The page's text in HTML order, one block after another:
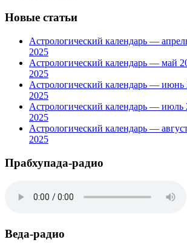
Новые статьи
Астрологический календарь —
2025
Астрологический календарь — май
2025
Астрологический календарь — июнь
2025
Астрологический календарь — июль
2025
Астрологический календарь —
2025
Прабхупада-радио
Веда-радио